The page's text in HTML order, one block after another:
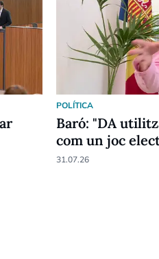
POLÍTICA
Baró: "DA
com un joc
31.07.26